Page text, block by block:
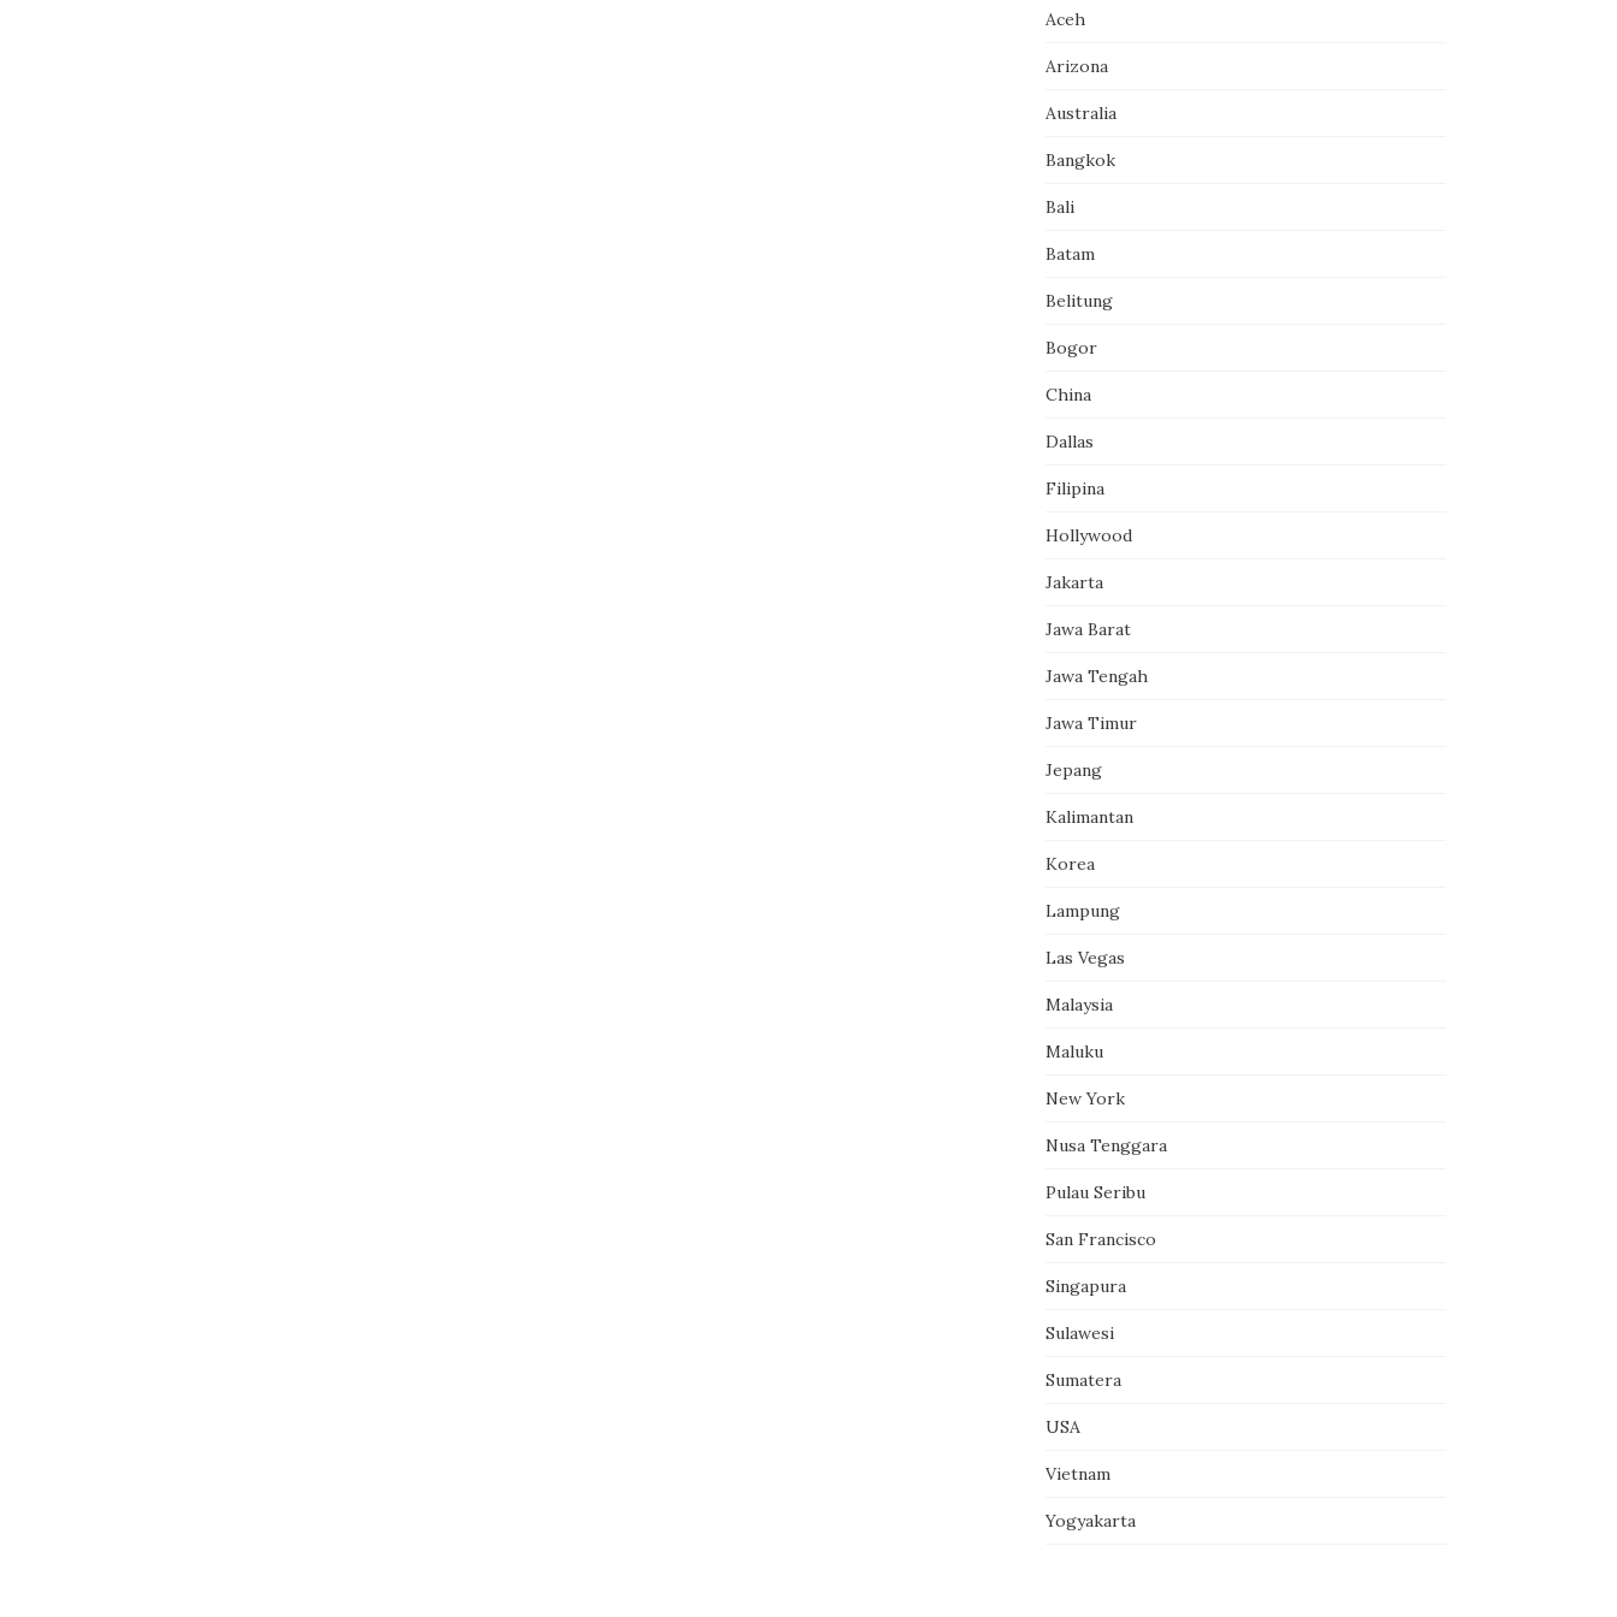
Aceh
Arizona
Australia
Bangkok
Bali
Batam
Belitung
Bogor
China
Dallas
Filipina
Hollywood
Jakarta
Jawa Barat
Jawa Tengah
Jawa Timur
Jepang
Kalimantan
Korea
Lampung
Las Vegas
Malaysia
Maluku
New York
Nusa Tenggara
Pulau Seribu
San Francisco
Singapura
Sulawesi
Sumatera
USA
Vietnam
Yogyakarta